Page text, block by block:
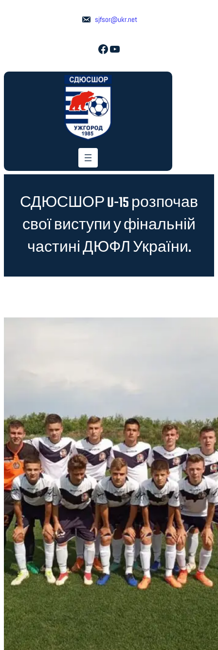
sjfsor@ukr.net
Facebook YouTube
СДЮСШОР U-15 розпочав
свої виступи у фінальній
частині ДЮФЛ України.